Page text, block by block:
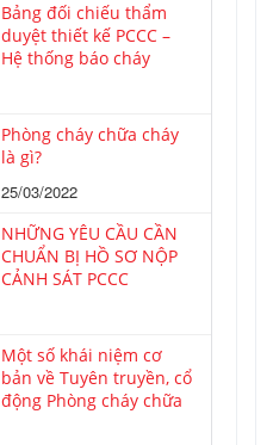
Bảng đối chiếu thẩm
duyệt thiết kế PCCC –
Hệ thống báo cháy
Phòng cháy chữa cháy
là gì?
25/03/2022
NHỮNG YÊU CẦU CẦN
CHUẨN BỊ HỒ SƠ NỘP
CẢNH SÁT PCCC
Một số khái niệm cơ
bản về Tuyên truyền, cổ
động Phòng cháy chữa